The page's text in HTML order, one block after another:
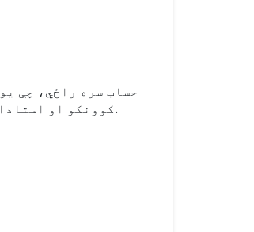
کوونکو او استادانو ته دا وړتیا ورکوي چې د اسنادو، درسونو نوټونو، او څیړنیزو انځورونو ذخیره کولو لپاره کافي ځای ولري.